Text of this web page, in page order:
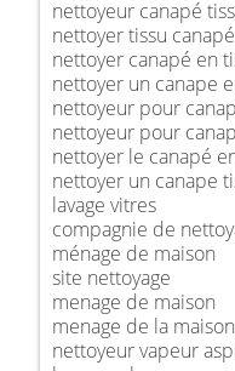
nettoyeur canapé
nettoyer tissu canapé
nettoyer canapé en
nettoyer un canape
nettoyeur pour
nettoyeur pour
nettoyer le canapé
nettoyer un canape
lavage vitres
compagnie de
ménage de maison
site nettoyage
menage de maison
menage de la maison
nettoyeur vapeur